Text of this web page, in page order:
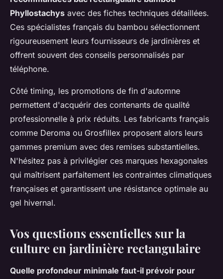
Phyllostachys avec des fiches techniques détaillées.
Ces spécialistes français du bambou sélectionnent
rigoureusement leurs fournisseurs de jardinières et
offrent souvent des conseils personnalisés par
téléphone.
Côté timing, les promotions de fin d'automne
permettent d'acquérir des contenants de qualité
professionnelle à prix réduits. Les fabricants français
comme Deroma ou Grosfillex proposent alors leurs
gammes premium avec des remises substantielles.
N'hésitez pas à privilégier ces marques hexagonales
qui maîtrisent parfaitement les contraintes climatiques
françaises et garantissent une résistance optimale au
gel hivernal.
Vos questions essentielles sur la
culture en jardinière rectangulaire
Quelle profondeur minimale faut-il prévoir pour